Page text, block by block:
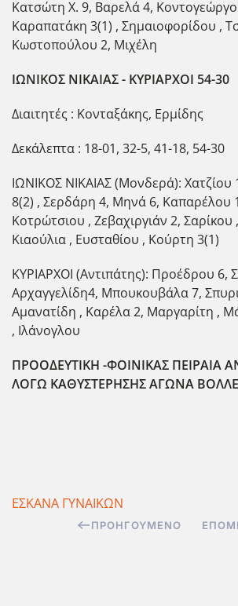
Κατσώτη Χ. 9, Βαρελά 4,
Καραπατάκη 3(1) , Σημαιοφορίδου ,
Κωστοπούλου 2, Μιχέλη
IΩΝΙΚΟΣ ΝΙΚΑΙΑΣ - ΚΥΡΙΑΡΧΟΙ 54-30
Διαιτητές : Κονταξάκης, Ερμίδης
Δεκάλεπτα : 18-01, 32-5, 41-18, 54-30
ΙΩΝΙΚΟΣ ΝΙΚΑΙΑΣ (Μονδερά): Χατζίου
8(2) , Σερδάρη 4, Μηνά 6, Καπαρέλου
Κοτρώτσιου , Ζεβαχιργιάν 2, Σαρίκου
Κιαούλια , Ευσταθίου , Κούρτη 3(1)
ΚΥΡΙΑΡΧΟΙ (Αντιπάτης): Προέδρου 6,
Αρχαγγελίδη4, Μπουκουβάλα 7,
Αμανατίδη , Καρέλα 2, Μαργαρίτη ,
, Ιλάνογλου
ΠΡΟΟΔΕΥΤΙΚΗ -ΦΟΙΝΙΚΑΣ ΠΕΙΡΑΙΑ
ΛΟΓΩ ΚΑΘΥΣΤΕΡΗΣΗΣ ΑΓΩΝΑ
ΕΣΚΑΝΑ ΓΥΝΑΙΚΩΝ
ΠΡΟΗΓΟΎΜΕΝΟ